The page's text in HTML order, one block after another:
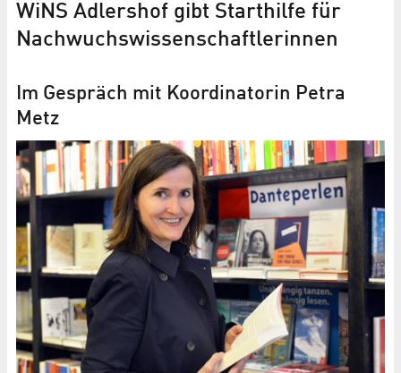
WiNS Adlershof gibt Starthilfe für
Nachwuchs­wissen­schaft­lerinnen
Im Gespräch mit Koordinatorin Petra
Metz